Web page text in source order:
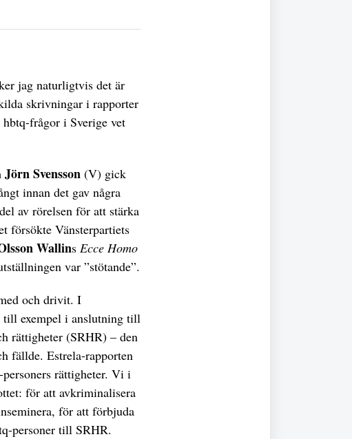
jag naturligtvis det är
skrivningar i rapporter
frågor i Sverige vet
Jörn Svensson (V) gick
innan det gav några
av rörelsen för att stärka
försökte Vänsterpartiets
Wallins Ecce Homo
var ”stötande”.
och drivit. I
till exempel i anslutning till
rättigheter (SRHR) – den
fällde. Estrela-rapporten
rättigheter. Vi i
för att avkriminalisera
för att förbjuda
personer till SRHR.